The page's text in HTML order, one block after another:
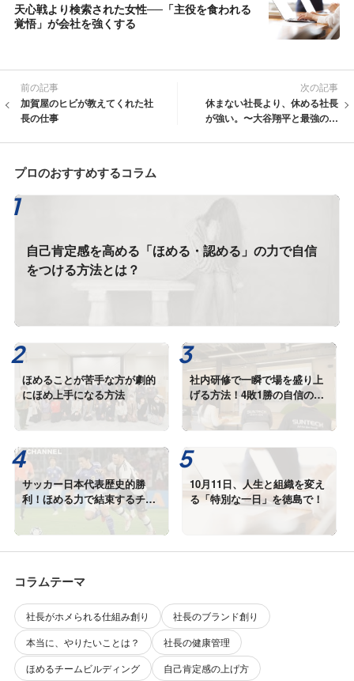
天心戦より検索された女性──「主役を食われる
覚悟」が会社を強くする
前の記事
加賀屋のヒビが教えてくれた社
長の仕事
次の記事
休まない社長より、休める社長
が強い。〜大谷翔平と最強の経
プロのおすすめするコラム
自己肯定感を高める「ほめる・認める」の力で自信
をつける方法とは？
ほめることが苦手な方が劇的
にほめ上手になる方法
社内研修で一瞬で場を盛り上
げる方法！4敗1勝の自信のつ
け方
サッカー日本代表歴史的勝
利！ほめる力で結束するチー
ムと職場
10月11日、人生と組織を変え
る「特別な一日」を徳島で！
コラムテーマ
社長がホメられる仕組み創り
社長のブランド創り
本当に、やりたいことは？
社長の健康管理
ほめるチームビルディング
自己肯定感の上げ方